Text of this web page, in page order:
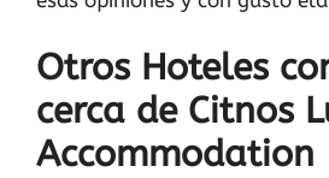
Otros Hoteles
cerca de Citnos
Accommodation